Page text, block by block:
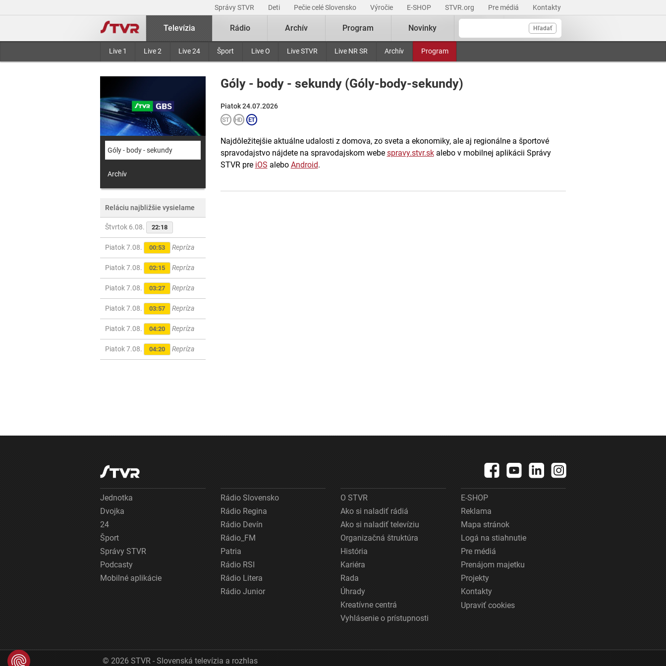
Správy STVR Deti Pečie celé Slovensko Výročie E-SHOP STVR.org Pre médiá Kontakty
Hľadať
Televízia
Live 1 Live 2 Live 24 Šport Live O Live STVR Live NR SR Archív Program
Rádio Archív Program Novinky
Góly - body - sekundy
Archív
Reláciu najbližšie vysielame
Štvrtok 6.08. 22:18
Piatok 7.08. 00:53 Repríza
Piatok 7.08. 02:15 Repríza
Piatok 7.08. 03:27 Repríza
Piatok 7.08. 03:57 Repríza
Piatok 7.08. 04:20 Repríza
Piatok 7.08. 04:20 Repríza
Góly - body - sekundy (Góly-body-sekundy)
Piatok 24.07.2026
Najdôležitejšie aktuálne udalosti z domova, zo sveta a ekonomiky, ale aj regionálne a športové
spravodajstvo nájdete na spravodajskom webe spravy.stvr.skalebo v mobilnej aplikácii Správy
STVR pre iOS alebo Android.
Jednotka
Dvojka
24
Šport
Správy STVR
Podcasty
Mobilné aplikácie
Rádio Slovensko
Rádio Regina
Rádio Devín
Rádio_FM
Patria
Rádio RSI
Rádio Litera
Rádio Junior
O STVR
Ako si naladiť rádiá
Ako si naladiť televíziu
Organizačná štruktúra
História
Kariéra
Rada
Úhrady
Kreatívne centrá
Vyhlásenie o prístupnosti
E-SHOP
Reklama
Mapa stránok
Logá na stiahnutie
Pre médiá
Prenájom majetku
Projekty
Kontakty
Upraviť cookies
© 2026 STVR - Slovenská televízia a rozhlas